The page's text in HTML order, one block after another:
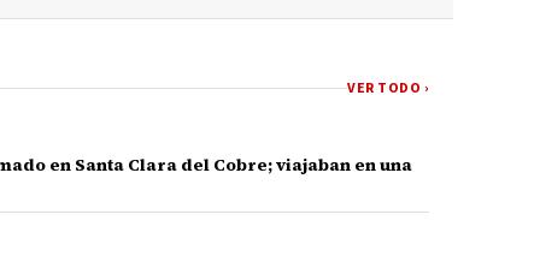
VER TODO ›
en Santa Clara del Cobre; viajaban en una